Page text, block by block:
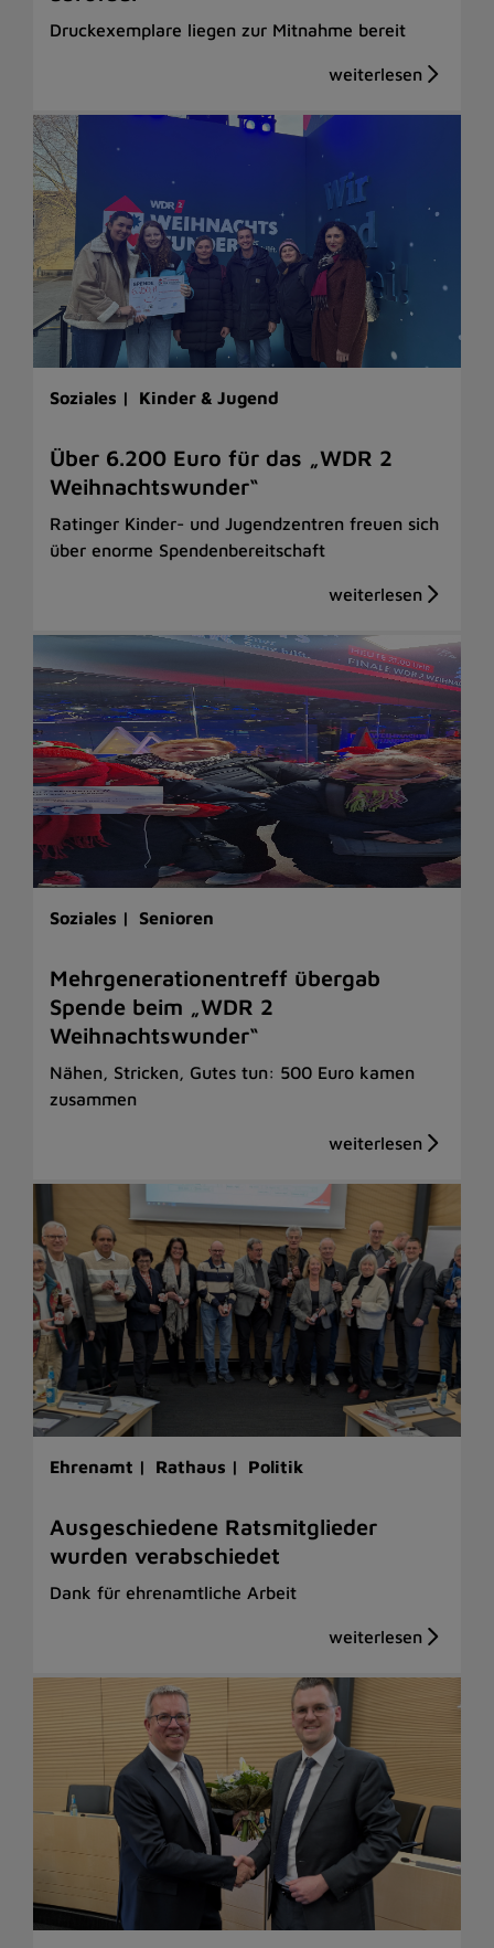
Druckexemplare liegen zur Mitnahme bereit
Soziales | Kinder & Jugend
Über 6.200 Euro für das „WDR 2
Weihnachtswunder“
Ratinger Kinder- und Jugendzentren freuen sich
über enorme Spendenbereitschaft
Soziales | Senioren
Mehrgenerationentreff übergab
Spende beim „WDR 2
Weihnachtswunder“
Nähen, Stricken, Gutes tun: 500 Euro kamen
zusammen
Ehrenamt | Rathaus | Politik
Ausgeschiedene Ratsmitglieder
wurden verabschiedet
Dank für ehrenamtliche Arbeit